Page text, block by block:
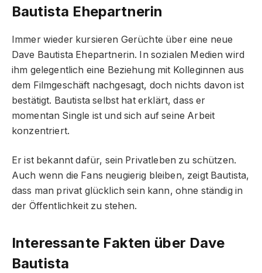
Bautista Ehepartnerin
Immer wieder kursieren Gerüchte über eine neue
Dave Bautista Ehepartnerin. In sozialen Medien wird
ihm gelegentlich eine Beziehung mit Kolleginnen aus
dem Filmgeschäft nachgesagt, doch nichts davon ist
bestätigt. Bautista selbst hat erklärt, dass er
momentan Single ist und sich auf seine Arbeit
konzentriert.
Er ist bekannt dafür, sein Privatleben zu schützen.
Auch wenn die Fans neugierig bleiben, zeigt Bautista,
dass man privat glücklich sein kann, ohne ständig in
der Öffentlichkeit zu stehen.
Interessante Fakten über Dave
Bautista